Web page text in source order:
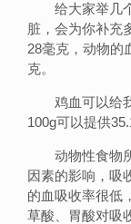
给大家举几个
脏，会为你补充
28毫克，动物的
克。
鸡血可以给我
100g可以提供
动物性食物所
因素的影响，吸
的血吸收率很低
草酸、胃酸对吸